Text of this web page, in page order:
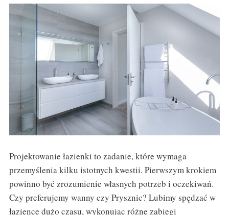
Projektowanie łazienki to zadanie, które wymaga
przemyślenia kilku istotnych kwestii. Pierwszym krokiem
powinno być zrozumienie własnych potrzeb i oczekiwań.
Czy preferujemy wanny czy Prysznic? Lubimy spędzać w
łazience dużo czasu, wykonując różne zabiegi